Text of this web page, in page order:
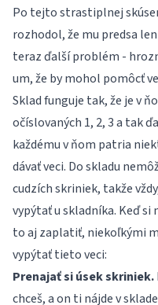
Po tejto strastiplnej
rozhodol, že mu predsa
teraz ďalší problém -
um, že by mohol pomôcť
Sklad funguje tak, že je v
očíslovaných 1, 2, 3 a tak
každému v ňom patria
dávať veci. Do skladu
cudzích skriniek, takže
vypýtať u skladníka. Keď si
to aj zaplatiť, niekoľkými
vypýtať tieto veci:
Prenajať si úsek skriniek.
chceš, a on ti nájde v